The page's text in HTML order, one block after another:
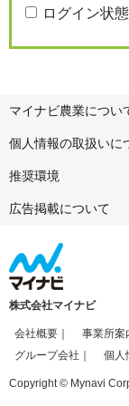
ログイン状
マイナビ農業につい
個人情報の取扱いに
推奨環境
広告掲載について
株式会社マイナビ
会社概要 事業所案
グループ会社
個人
Copyright © Mynavi